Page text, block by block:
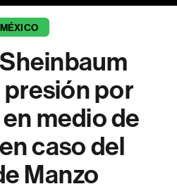
MÉXICO
por
medio de
caso del
Manzo